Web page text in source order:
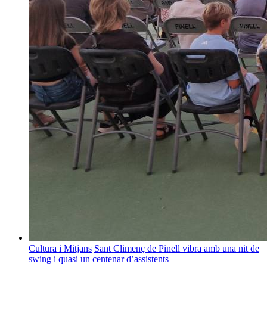
Cultura i Mitjans Sant Climenç de Pinell vibra amb una nit de
swing i quasi un centenar d’assistents